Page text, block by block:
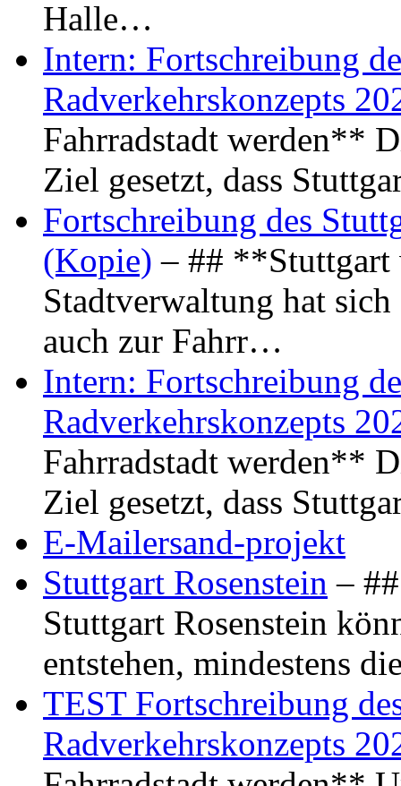
Halle…
Intern: Fortschreibung
Radverkehrskonzepts
Fahrradstadt werden**
Ziel gesetzt, dass
Fortschreibung des
(Kopie) – ## **Stuttgart
Stadtverwaltung hat
auch zur Fahrr…
Intern: Fortschreibung
Radverkehrskonzepts
Fahrradstadt werden**
Ziel gesetzt, dass
E-Mailersand-projekt
Stuttgart Rosenstein –
Stuttgart Rosenstein
entstehen, mindestens
TEST Fortschreibung
Radverkehrskonzepts